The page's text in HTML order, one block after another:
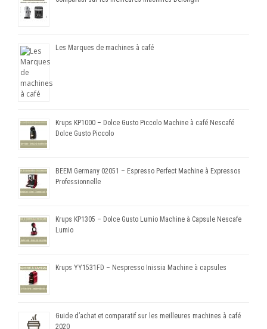
Les Marques de machines à café
Krups KP1000 – Dolce Gusto Piccolo Machine à café Nescafé
Dolce Gusto Piccolo
BEEM Germany 02051 – Espresso Perfect Machine à Expressos
Professionnelle
Krups KP1305 – Dolce Gusto Lumio Machine à Capsule Nescafe
Lumio
Krups YY1531FD – Nespresso Inissia Machine à capsules
Guide d’achat et comparatif sur les meilleures machines à café
2020